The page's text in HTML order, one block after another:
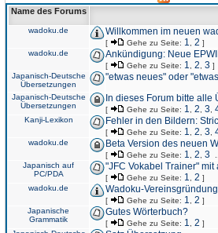
Name des Forums
wadoku.de Willkommen im neuen
[ Gehe zu Seite: 1 2 ]
wadoku.de Ankündigung: Neue
[ Gehe zu Seite: 1 2 3 ]
Japanisch-Deutsche
Übersetzungen
"etwas neues" oder
Japanisch-Deutsche
Übersetzungen
In dieses Forum bitte alle
[ Gehe zu Seite: 1 2 3
Kanji-Lexikon Fehler in den Bildern:
[ Gehe zu Seite: 1 2 3
wadoku.de Beta Version des neuen
[ Gehe zu Seite: 1 2 3
Japanisch auf
PC/PDA
"JFC Vokabel Trainer"
[ Gehe zu Seite: 1 2 ]
wadoku.de Wadoku-
[ Gehe zu Seite: 1 2 ]
Japanische
Grammatik
Gutes Wörterbuch?
[ Gehe zu Seite: 1 2 ]